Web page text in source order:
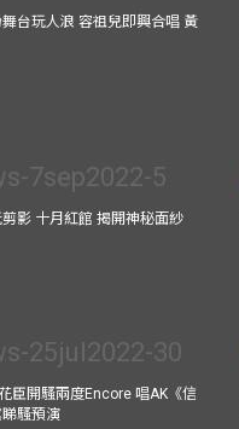
台玩人浪 容祖兒即興合唱 黃
影 十月紅館 揭開神秘面紗
臣開騷兩度Encore 唱AK《信
騷預演